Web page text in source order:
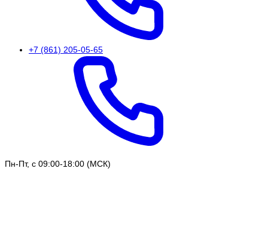
+7 (861) 205-05-65
Пн-Пт, с 09:00-18:00 (МСК)